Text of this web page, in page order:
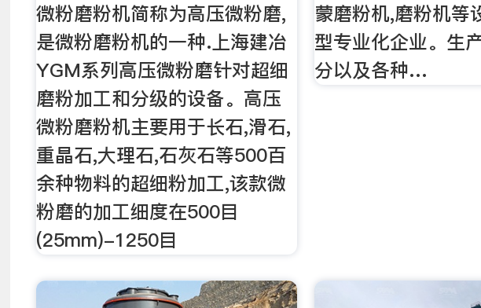
微粉磨粉机简称为高压微粉磨,
是微粉磨粉机的一种.上海建冶
YGM系列高压微粉磨针对超细
磨粉加工和分级的设备。高压
微粉磨粉机主要用于长石,滑石,
重晶石,大理石,石灰石等500百
余种物料的超细粉加工,该款微
粉磨的加工细度在500目
(25mm)-1250目
蒙磨粉机,磨粉机等
型专业化企业。生
分以及各种…